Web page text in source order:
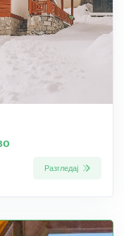
Разгледај